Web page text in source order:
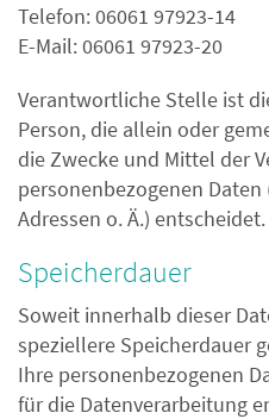
Telefon: 06061 97923-14
E-Mail: 06061 97923-20
Verantwortliche Stelle ist
Person, die allein oder
die Zwecke und Mittel der
personenbezogenen Daten
Adressen o. Ä.) entscheidet.
Speicherdauer
Soweit innerhalb dieser
speziellere Speicherdauer
Ihre personenbezogenen
für die Datenverarbeitung